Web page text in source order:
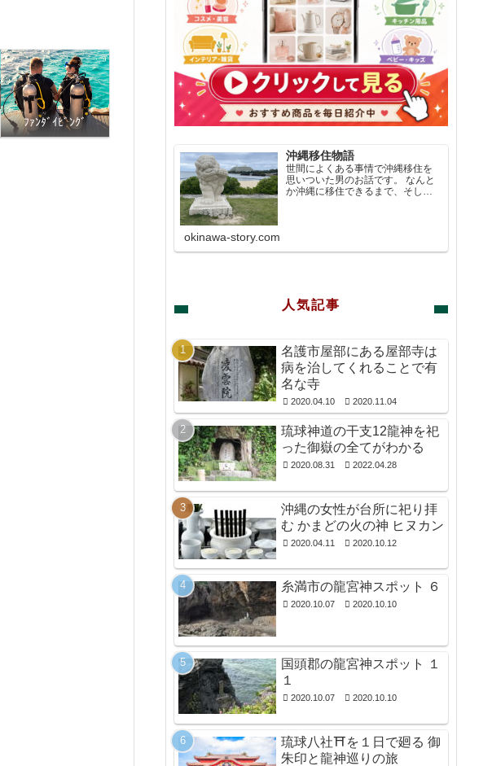
ﾌｧﾝﾀﾞｲﾋﾞﾝｸﾞ
沖縄移住物語
世間によくある事情で沖縄移住を
思いついた男のお話です。 なんと
か沖縄に移住できるまで、そして
okinawa-story.com
人気記事
名護市屋部にある屋部寺は
病を治してくれることで有
名な寺
2020.04.10 2020.11.04
琉球神道の干支12龍神を祀
った御嶽の全てがわかる
2020.08.31 2022.04.28
沖縄の女性が台所に祀り拝
む かまどの火の神 ヒヌカン
2020.04.11 2020.10.12
糸満市の龍宮神スポット ６
2020.10.07 2020.10.10
国頭郡の龍宮神スポット １
１
2020.10.07 2020.10.10
琉球八社⛩を１日で廻る 御
朱印と龍神巡りの旅